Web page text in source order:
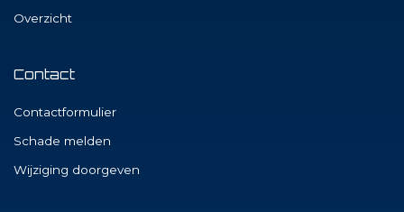
Overzicht
Contact
Contactformulier
Schade melden
Wijziging doorgeven